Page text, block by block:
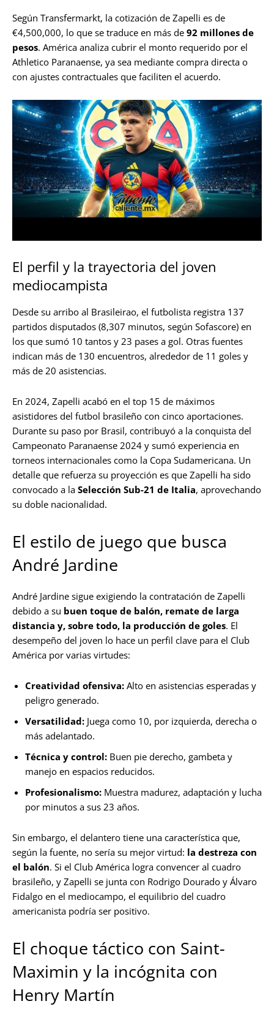
Según Transfermarkt, la cotización de Zapelli es de
€4,500,000, lo que se traduce en más de 92 millones de
pesos. América analiza cubrir el monto requerido por el
Athletico Paranaense, ya sea mediante compra directa o
con ajustes contractuales que faciliten el acuerdo.
El perfil y la trayectoria del joven
mediocampista
Desde su arribo al Brasileirao, el futbolista registra 137
partidos disputados (8,307 minutos, según Sofascore) en
los que sumó 10 tantos y 23 pases a gol. Otras fuentes
indican más de 130 encuentros, alrededor de 11 goles y
más de 20 asistencias.
En 2024, Zapelli acabó en el top 15 de máximos
asistidores del futbol brasileño con cinco aportaciones.
Durante su paso por Brasil, contribuyó a la conquista del
Campeonato Paranaense 2024 y sumó experiencia en
torneos internacionales como la Copa Sudamericana. Un
detalle que refuerza su proyección es que Zapelli ha sido
convocado a la Selección Sub-21 de Italia, aprovechando
su doble nacionalidad.
El estilo de juego que busca
André Jardine
André Jardine sigue exigiendo la contratación de Zapelli
debido a su buen toque de balón, remate de larga
distancia y, sobre todo, la producción de goles. El
desempeño del joven lo hace un perfil clave para el Club
América por varias virtudes:
Creatividad ofensiva: Alto en asistencias esperadas y
peligro generado.
Versatilidad: Juega como 10, por izquierda, derecha o
más adelantado.
Técnica y control: Buen pie derecho, gambeta y
manejo en espacios reducidos.
Profesionalismo: Muestra madurez, adaptación y lucha
por minutos a sus 23 años.
Sin embargo, el delantero tiene una característica que,
según la fuente, no sería su mejor virtud: la destreza con
el balón. Si el Club América logra convencer al cuadro
brasileño, y Zapelli se junta con Rodrigo Dourado y Álvaro
Fidalgo en el mediocampo, el equilibrio del cuadro
americanista podría ser positivo.
El choque táctico con Saint-
Maximin y la incógnita con
Henry Martín